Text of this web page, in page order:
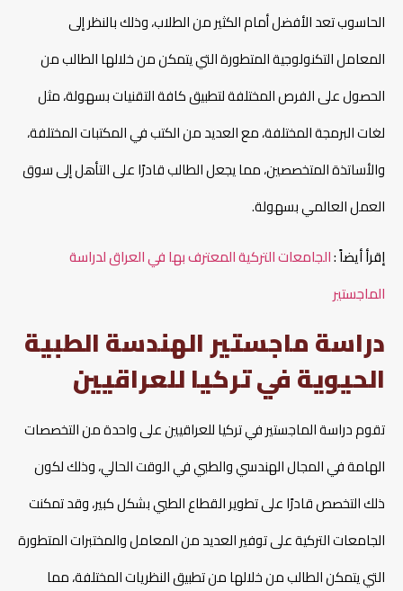
الحاسوب تعد الأفضل أمام الكثير من الطلاب، وذلك بالنظر إلى
المعامل التكنولوجية المتطورة التي يتمكن من خلالها الطالب من
الحصول على الفرص المختلفة لتطبيق كافة التقنيات بسهولة، مثل
لغات البرمجة المختلفة، مع العديد من الكتب في المكتبات المختلفة،
والأساتذة المتخصصين، مما يجعل الطالب قادرًا على التأهل إلى سوق
العمل العالمي بسهولة.
إقرأ أيضاً :الجامعات التركية المعترف بها في العراق لدراسة
الماجستير
دراسة ماجستير الهندسة الطبية
الحيوية في تركيا للعراقيين
تقوم دراسة الماجستير في تركيا للعراقيين على واحدة من التخصصات
الهامة في المجال الهندسي والطبي في الوقت الحالي، وذلك لكون
ذلك التخصص قادرًا على تطوير القطاع الطبي بشكل كبير، وقد تمكنت
الجامعات التركية على توفير العديد من المعامل والمختبرات المتطورة
التي يتمكن الطالب من خلالها من تطبيق النظريات المختلفة، مما